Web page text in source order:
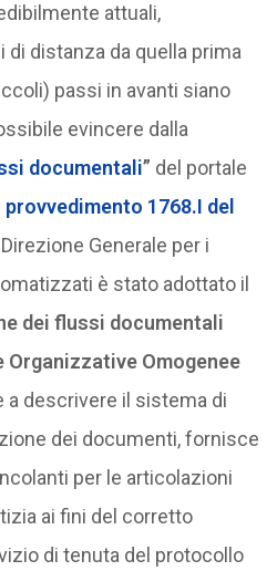
attuali,
distanza da quella prima
passi in avanti siano
evincere dalla
documentali” del portale
provvedimento 1768.I del
Generale per i
è stato adottato il
dei flussi documentali
Organizzative Omogenee
a descrivere il sistema di
dei documenti, fornisce
per le articolazioni
ai fini del corretto
di tenuta del protocollo